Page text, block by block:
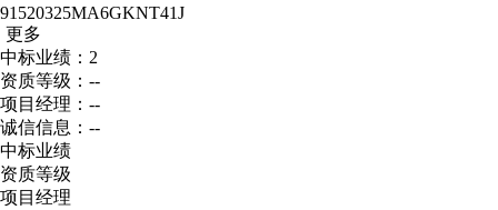
91520325MA6GKNT41J
更多
中标业绩：2
资质等级：--
项目经理：--
诚信信息：--
中标业绩
资质等级
项目经理